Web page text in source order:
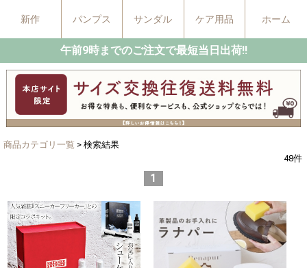
新作 パンプス サンダル ケア用品 ホーム
午前9時までのご注文で最短当日出荷!!
商品カテゴリ一覧 > 検索結果
48件
1